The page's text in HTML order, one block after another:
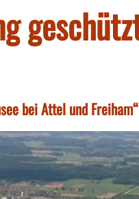
bei Attel und